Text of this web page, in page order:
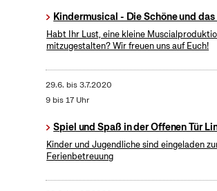
Kindermusical - Die Schöne und
Habt Ihr Lust, eine kleine
mitzugestalten? Wir freuen uns auf Euch!
29.6. bis3.7.2020
9 bis 17 Uhr
Spiel und Spaß in der Offenen Tür
Kinder und Jugendliche sind eingeladen
Ferienbetreuung